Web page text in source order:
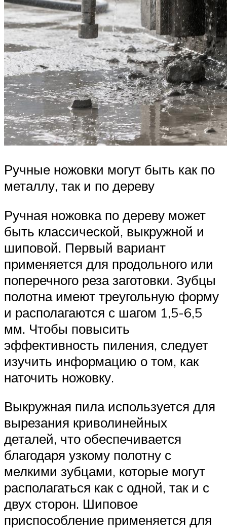
Ручные ножовки могут быть как по
металлу, так и по дереву
Ручная ножовка по дереву может
быть классической, выкружной и
шиповой. Первый вариант
применяется для продольного или
поперечного реза заготовки. Зубцы
полотна имеют треугольную форму
и располагаются с шагом 1,5-6,5
мм. Чтобы повысить
эффективность пиления, следует
изучить информацию о том, как
наточить ножовку.
Выкружная пила используется для
вырезания криволинейных
деталей, что обеспечивается
благодаря узкому полотну с
мелкими зубцами, которые могут
располагаться как с одной, так и с
двух сторон. Шиповое
приспособление применяется для